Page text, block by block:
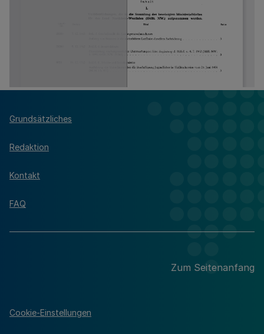
Grundsätzliches
Redaktion
Kontakt
FAQ
Zum Seitenanfang
Cookie-Einstellungen